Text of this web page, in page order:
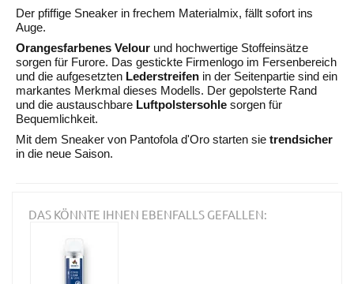
Der pfiffige Sneaker in frechem Materialmix, fällt sofort ins
Auge.
Orangesfarbenes Velour und hochwertige Stoffeinsätze
sorgen für Furore. Das gestickte Firmenlogo im Fersenbereich
und die aufgesetzten Lederstreifen in der Seitenpartie sind ein
markantes Merkmal dieses Modells. Der gepolsterte Rand
und die austauschbare Luftpolstersohle sorgen für
Bequemlichkeit.
Mit dem Sneaker von Pantofola d'Oro starten sie trendsicher
in die neue Saison.
DAS KÖNNTE IHNEN EBENFALLS GEFALLEN: